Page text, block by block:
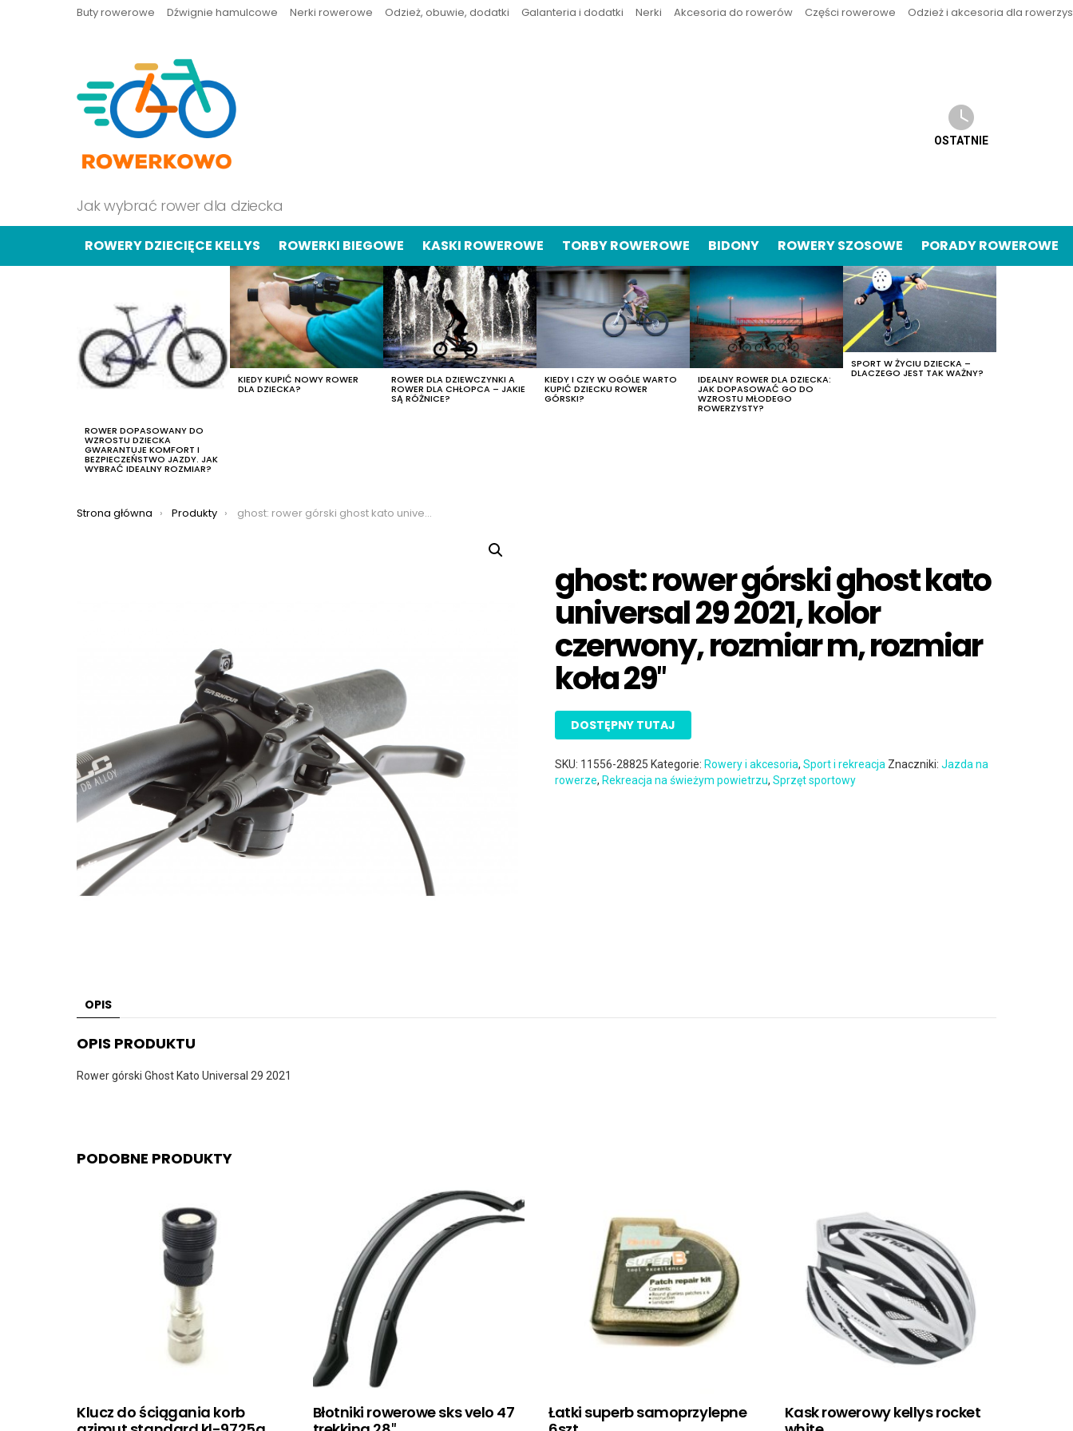
Buty rowerowe Dźwignie hamulcowe Nerki rowerowe Odzież, obuwie, dodatki Galanteria i dodatki Nerki Akcesoria do rowerów Części rowerowe Odzież i akcesoria dla
Jak wybrać rower dla dziecka
OSTATNIE
ROWERY DZIECIĘCE KELLYS ROWERKI BIEGOWE KASKI ROWEROWE TORBY ROWEROWE BIDONY ROWERY SZOSOWE PORADY ROWEROWE
ROWER DOPASOWANY DO
WZROSTU DZIECKA
GWARANTUJE KOMFORT I
BEZPIECZEŃSTWO JAZDY. JAK
WYBRAĆ IDEALNY ROZMIAR?
KIEDY KUPIĆ NOWY ROWER
DLA DZIECKA?
ROWER DLA DZIEWCZYNKI A
ROWER DLA CHŁOPCA – JAKIE
SĄ RÓŻNICE?
KIEDY I CZY W OGÓLE WARTO
KUPIĆ DZIECKU ROWER
GÓRSKI?
IDEALNY ROWER DLA DZIECKA:
JAK DOPASOWAĆ GO DO
WZROSTU MŁODEGO
ROWERZYSTY?
SPORT W ŻYCIU DZIECKA –
DLACZEGO JEST TAK WAŻNY?
Jesteś tutaj:
Strona główna Produkty ghost: rower górski ghost kato universal 29 2021, kolor czerwony, rozmiar m, rozmiar koła 29″
ghost: rower górski ghost kato
universal 29 2021, kolor
czerwony, rozmiar m, rozmiar
koła 29″
DOSTĘPNY TUTAJ
SKU: 11556-28825 Kategorie: Rowery i akcesoria,Sport i rekreacja Znaczniki:Jazda na
rowerze, Rekreacja na świeżym powietrzu,Sprzęt sportowy
OPIS
OPIS PRODUKTU
Rower górski Ghost Kato Universal 29 2021
PODOBNE PRODUKTY
Klucz do ściągania korb
Błotniki rowerowe sks velo 47
Łatki superb samoprzylepne
Kask rowerowy kellys rocket